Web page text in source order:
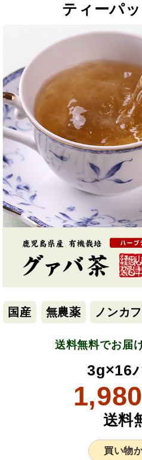
ティーパ
国産 無農薬 ノンカ
送料無料でお届
3g×16
1,980
送料
買い物